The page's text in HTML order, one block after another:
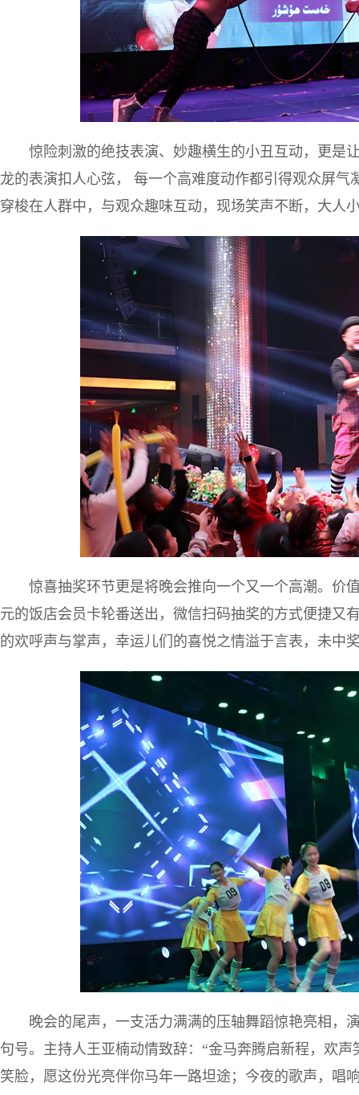
惊险刺激的绝技表演、妙趣横生的小丑互动，更是
龙的表演扣人心弦， 每一个高难度动作都引得观众屏
穿梭在人群中，与观众趣味互动，现场笑声不断，大人
惊喜抽奖环节更是将晚会推向一个又一个高潮。价
元的饭店会员卡轮番送出，微信扫码抽奖的方式便捷又
的欢呼声与掌声，幸运儿们的喜悦之情溢于言表，未中
晚会的尾声，一支活力满满的压轴舞蹈惊艳亮相，
句号。主持人王亚楠动情致辞：“金马奔腾启新程，欢
笑脸，愿这份光亮伴你马年一路坦途；今夜的歌声，唱